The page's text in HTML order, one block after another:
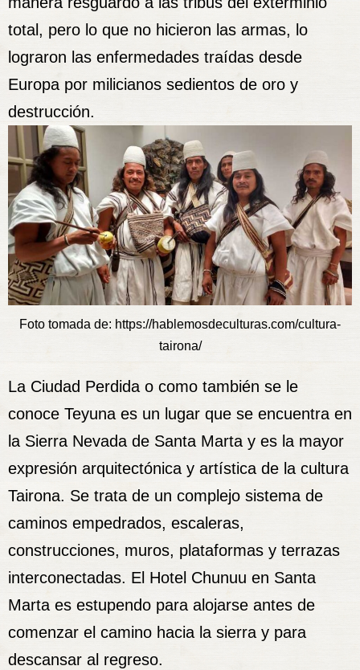
total, pero lo que no hicieron las armas, lo
lograron las enfermedades traídas desde
Europa por milicianos sedientos de oro y
destrucción.
Foto tomada de: https://hablemosdeculturas.com/cultura-
tairona/
La Ciudad Perdida o como también se le
conoce Teyuna es un lugar que se encuentra en
la Sierra Nevada de Santa Marta y es la mayor
expresión arquitectónica y artística de la cultura
Tairona. Se trata de un complejo sistema de
caminos empedrados, escaleras,
construcciones, muros, plataformas y terrazas
interconectadas. El Hotel Chunuu en Santa
Marta es estupendo para alojarse antes de
comenzar el camino hacia la sierra y para
descansar al regreso.